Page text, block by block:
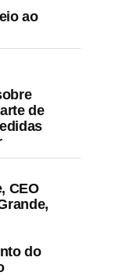
ao
de
CEO
do